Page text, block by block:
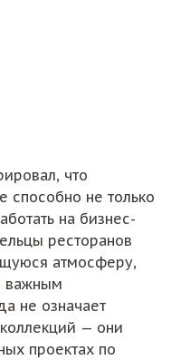
что
способно не только
на бизнес-
ресторанов
атмосферу,
важным
не означает
— они
проектах по